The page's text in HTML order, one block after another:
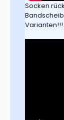
Socken
Varianten!!!